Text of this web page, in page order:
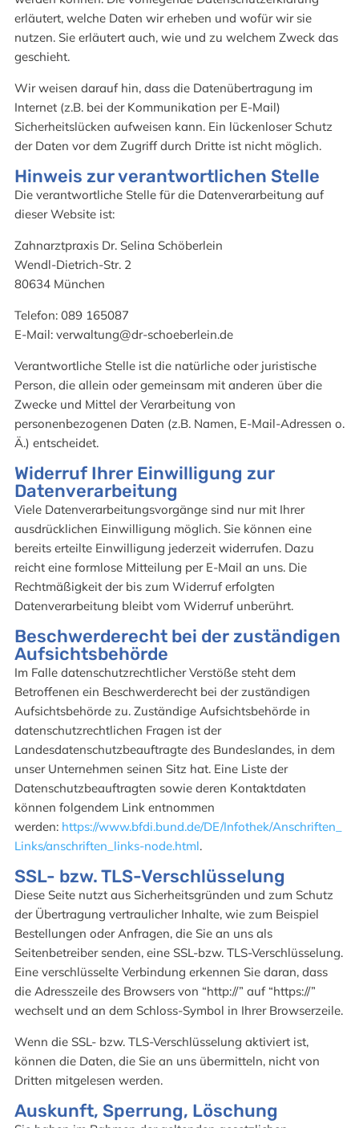
erläutert, welche Daten wir erheben und wofür wir sie
nutzen. Sie erläutert auch, wie und zu welchem Zweck das
geschieht.
Wir weisen darauf hin, dass die Datenübertragung im
Internet (z.B. bei der Kommunikation per E-Mail)
Sicherheitslücken aufweisen kann. Ein lückenloser Schutz
der Daten vor dem Zugriff durch Dritte ist nicht möglich.
Hinweis zur verantwortlichen Stelle
Die verantwortliche Stelle für die Datenverarbeitung auf
dieser Website ist:
Zahnarztpraxis Dr. Selina Schöberlein
Wendl-Dietrich-Str. 2
80634 München
Telefon: 089 165087
E-Mail: verwaltung@dr-schoeberlein.de
Verantwortliche Stelle ist die natürliche oder juristische
Person, die allein oder gemeinsam mit anderen über die
Zwecke und Mittel der Verarbeitung von
personenbezogenen Daten (z.B. Namen, E-Mail-Adressen o.
Ä.) entscheidet.
Widerruf Ihrer Einwilligung zur
Datenverarbeitung
Viele Datenverarbeitungsvorgänge sind nur mit Ihrer
ausdrücklichen Einwilligung möglich. Sie können eine
bereits erteilte Einwilligung jederzeit widerrufen. Dazu
reicht eine formlose Mitteilung per E-Mail an uns. Die
Rechtmäßigkeit der bis zum Widerruf erfolgten
Datenverarbeitung bleibt vom Widerruf unberührt.
Beschwerderecht bei der zuständigen
Aufsichtsbehörde
Im Falle datenschutzrechtlicher Verstöße steht dem
Betroffenen ein Beschwerderecht bei der zuständigen
Aufsichtsbehörde zu. Zuständige Aufsichtsbehörde in
datenschutzrechtlichen Fragen ist der
Landesdatenschutzbeauftragte des Bundeslandes, in dem
unser Unternehmen seinen Sitz hat. Eine Liste der
Datenschutzbeauftragten sowie deren Kontaktdaten
können folgendem Link entnommen
werden: https://www.bfdi.bund.de/DE/Infothek/Anschriften_
Links/anschriften_links-node.html.
SSL- bzw. TLS-Verschlüsselung
Diese Seite nutzt aus Sicherheitsgründen und zum Schutz
der Übertragung vertraulicher Inhalte, wie zum Beispiel
Bestellungen oder Anfragen, die Sie an uns als
Seitenbetreiber senden, eine SSL-bzw. TLS-Verschlüsselung.
Eine verschlüsselte Verbindung erkennen Sie daran, dass
die Adresszeile des Browsers von “http://” auf “https://”
wechselt und an dem Schloss-Symbol in Ihrer Browserzeile.
Wenn die SSL- bzw. TLS-Verschlüsselung aktiviert ist,
können die Daten, die Sie an uns übermitteln, nicht von
Dritten mitgelesen werden.
Auskunft, Sperrung, Löschung